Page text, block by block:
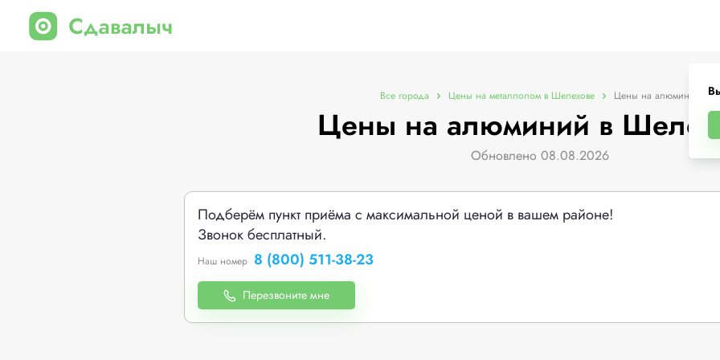
Все города Цены на металлолом в Шелехове Цены на алюминий
Цены на алюминий в
Обновлено 08.08.2026
Подберём пункт приёма с максимальной ценой в вашем районе!
Звонок бесплатный.
Наш номер 8 (800) 511-38-23
Перезвоните мне